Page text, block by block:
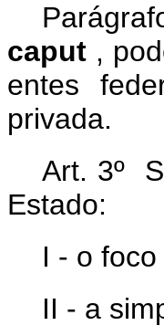
caput ,
entes
privada.
Art. 3º
Estado:
I - o
II - a